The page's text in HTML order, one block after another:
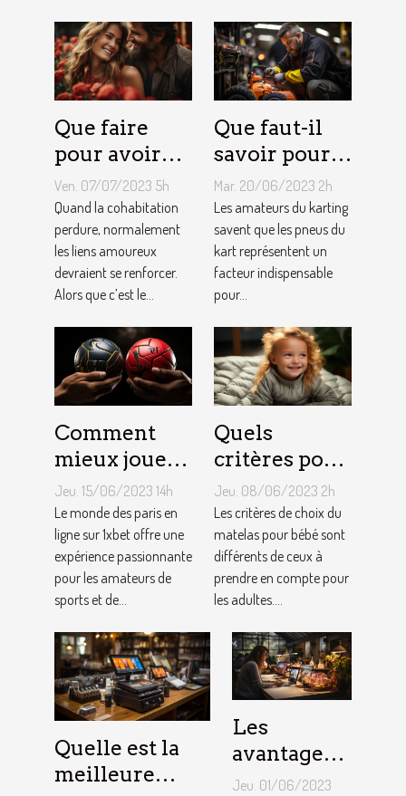
Que faire
pour avoir
toujours la
vie rose en
couple ?
Ven. 07/07/2023 5h
Quand la cohabitation
perdure, normalement
les liens amoureux
devraient se renforcer.
Alors que c’est le...
Que faut-il
savoir pour
un meilleur
ajustement
de la
pression des
pneus de
Kart ?
Mar. 20/06/2023 2h
Les amateurs du karting
savent que les pneus du
kart représentent un
facteur indispensable
pour...
Comment
mieux jouer
pour gagner
au jeu
1XBET ?
Jeu. 15/06/2023 14h
Le monde des paris en
ligne sur 1xbet offre une
expérience passionnante
pour les amateurs de
sports et de...
Quels
critères pour
choisir un
matelas de
bébé ?
Jeu. 08/06/2023 2h
Les critères de choix du
matelas pour bébé sont
différents de ceux à
prendre en compte pour
les adultes....
Quelle est la
meilleure
Les
avantages
de faire
Jeu. 01/06/2023